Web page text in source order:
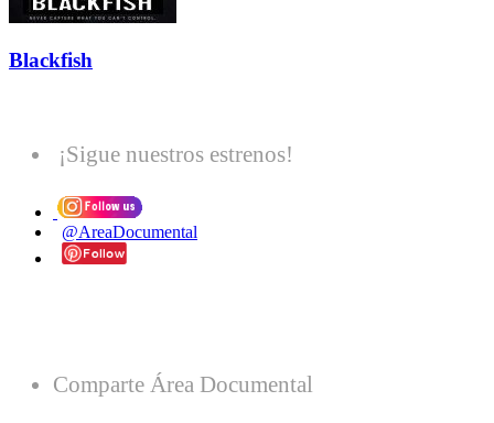
Blackfish
¡Sigue nuestros estrenos!
@AreaDocumental
Comparte Área Documental